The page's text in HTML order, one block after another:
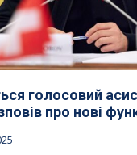
голосовий
про нові